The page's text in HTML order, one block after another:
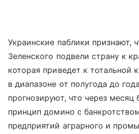
Украинские паблики признают,
Зеленского подвели страну к
которая приведет к тотальной
в диапазоне от полугода до
прогнозируют, что через месяц
принцип домино с
предприятий аграрного и